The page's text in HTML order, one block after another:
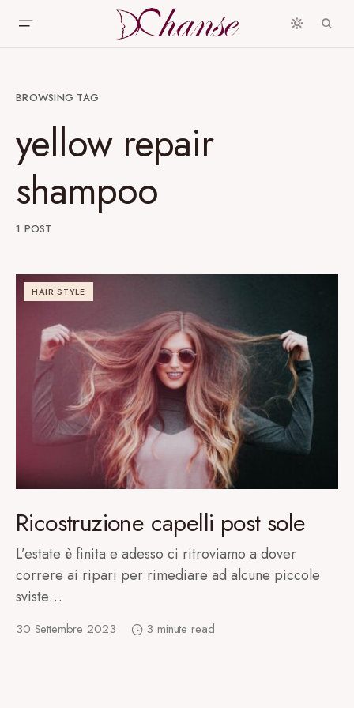
BROWSING TAG
yellow repair
shampoo
1 POST
HAIR STYLE
Ricostruzione capelli post sole
L’estate è finita e adesso ci ritroviamo a dover
correre ai ripari per rimediare ad alcune piccole
sviste…
30 Settembre 2023 3 minute read